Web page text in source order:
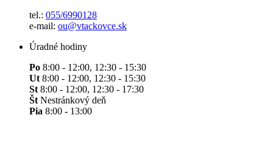
tel.: 055/6990128
e-mail: ou@vtackovce.sk
Úradné hodiny
Po 8:00 - 12:00, 12:30 - 15:30
Ut 8:00 - 12:00, 12:30 - 15:30
St 8:00 - 12:00, 12:30 - 17:30
Št Nestránkový deň
Pia 8:00 - 13:00